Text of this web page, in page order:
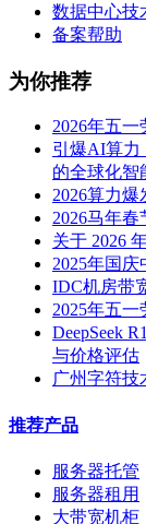
数据中心技
备案帮助
为你推荐
2026年五
引爆AI算力
的全球化智
2026算力
2026马年春
关于 2026
2025年国庆
IDC机房带
2025年五
DeepSeek
与价格评估
广州字符技
推荐产品
服务器托管
服务器租用
大带宽机柜